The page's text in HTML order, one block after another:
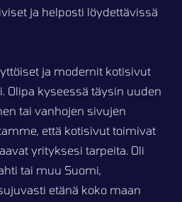
ja helposti löydettävissä
ja modernit kotisivut
Olipa kyseessä täysin uuden
tai vanhojen sivujen
että kotisivut toimivat
yrityksesi tarpeita. Oli
tai muu Suomi,
etänä koko maan